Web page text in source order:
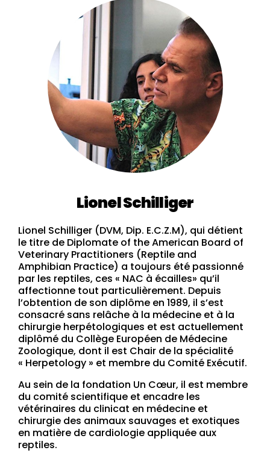
Lionel Schilliger
Lionel Schilliger (DVM, Dip. E.C.Z.M), qui détient
le titre de Diplomate of the American Board of
Veterinary Practitioners (Reptile and
Amphibian Practice) a toujours été passionné
par les reptiles, ces « NAC à écailles» qu’il
affectionne tout particulièrement. Depuis
l’obtention de son diplôme en 1989, il s’est
consacré sans relâche à la médecine et à la
chirurgie herpétologiques et est actuellement
diplômé du Collège Européen de Médecine
Zoologique, dont il est Chair de la spécialité
« Herpetology » et membre du Comité Exécutif.
Au sein de la fondation Un Cœur, il est membre
du comité scientifique et encadre les
vétérinaires du clinicat en médecine et
chirurgie des animaux sauvages et exotiques
en matière de cardiologie appliquée aux
reptiles.